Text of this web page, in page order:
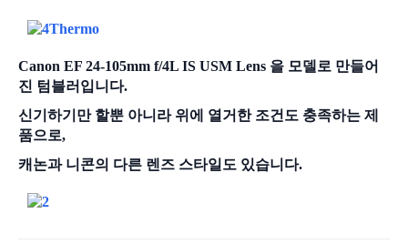
Canon EF 24-105mm f/4L IS USM Lens 을 모델로 만들어
진 텀블러입니다.
신기하기만 할뿐 아니라 위에 열거한 조건도 충족하는 제
품으로,
캐논과 니콘의 다른 렌즈 스타일도 있습니다.